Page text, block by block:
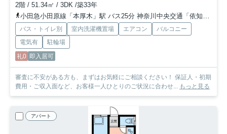
2階 / 51.34㎡ / 3DK /築33年
小田急小田原線「本厚木」駅 バス25分 神奈川中央交通「依知小学校前」 停歩3分
バス・トイレ別 室内洗濯機置場 エアコン
バルコニー
電気有
駐輪場
礼0 即入居可
審査に不安がある方も、まずはお気軽にご相談ください！ 保証人・初期
費用・ご収入面など、お客様一人ひとりのご状況に合わせ... もっと見る
アパート